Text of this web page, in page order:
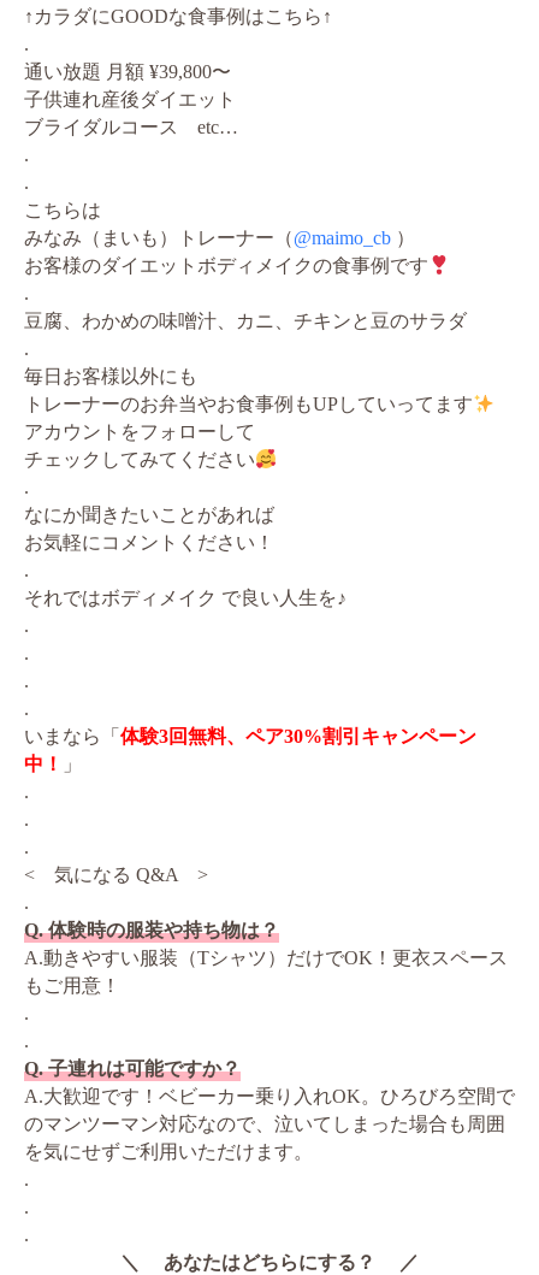
↑カラダにGOODな食事例はこちら↑
.
通い放題 月額 ¥39,800〜
子供連れ産後ダイエット
ブライダルコース etc…
.
.
こちらは
みなみ（まいも）トレーナー（@maimo_cb ）
お客様のダイエットボディメイクの食事例です
.
豆腐、わかめの味噌汁、カニ、チキンと豆のサラダ
.
毎日お客様以外にも
トレーナーのお弁当やお食事例もUPしていってます
アカウントをフォローして
チェックしてみてください
.
なにか聞きたいことがあれば
お気軽にコメントください！
.
それではボディメイク で良い人生を♪
.
.
.
.
いまなら「 体験3回無料、ペア30%割引キャンペーン
中！
」
.
.
.
< 気になる Q&A >
.
Q. 体験時の服装や持ち物は？
A.動きやすい服装（Tシャツ）だけでOK！更衣スペース
もご用意！
.
.
Q. 子連れは可能ですか？
A.大歓迎です！ベビーカー乗り入れOK。ひろびろ空間で
のマンツーマン対応なので、泣いてしまった場合も周囲
を気にせずご利用いただけます。
.
.
.
＼ あなたはどちらにする？ ／